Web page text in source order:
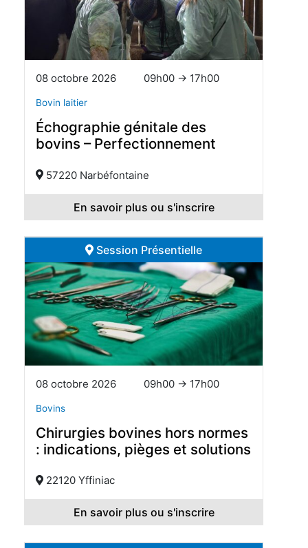
08 octobre 2026 09h00 → 17h00
Bovin laitier
Échographie génitale des
bovins – Perfectionnement
57220 Narbéfontaine
En savoir plus ou s'inscrire
Session Présentielle
08 octobre 2026 09h00 → 17h00
Bovins
Chirurgies bovines hors normes
: indications, pièges et solutions
22120 Yffiniac
En savoir plus ou s'inscrire